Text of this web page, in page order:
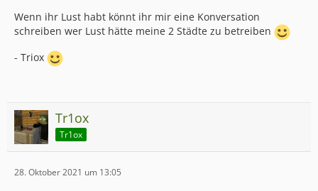
Wenn ihr Lust habt könnt ihr mir eine Konversation
schreiben wer Lust hätte meine 2 Städte zu betreiben
- Triox
Tr1ox
Tr1ox
28. Oktober 2021 um 13:05